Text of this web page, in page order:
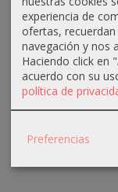
Letanía de
los Sueños
18,00 €
18,95 €
experiencia de
ofertas,
navegación y nos
Haciendo click en
acuerdo con su
política de
Preferencias